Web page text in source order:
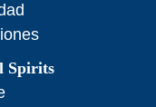
Spirits